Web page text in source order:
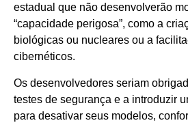
estadual que não desenvolverão
“capacidade perigosa”, como a
biológicas ou nucleares ou a
cibernéticos.
Os desenvolvedores seriam
testes de segurança e a introduzir
para desativar seus modelos,